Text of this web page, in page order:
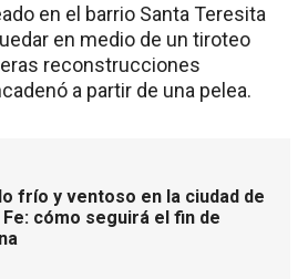
en el barrio Santa Teresita
en medio de un tiroteo
reconstrucciones
a partir de una pelea.
frío y ventoso en la ciudad de
Fe: cómo seguirá el fin de